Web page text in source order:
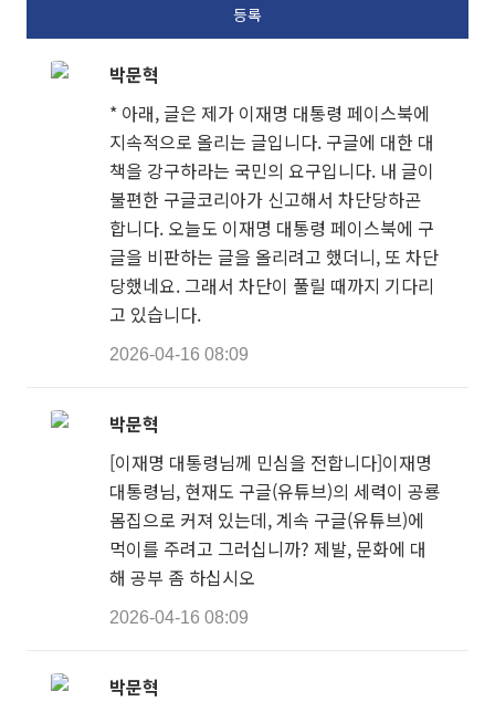
박문혁
* 아래, 글은 제가 이재명 대통령 페이스북에
지속적으로 올리는 글입니다. 구글에 대한 대
책을 강구하라는 국민의 요구입니다. 내 글이
불편한 구글코리아가 신고해서 차단당하곤
합니다. 오늘도 이재명 대통령 페이스북에 구
글을 비판하는 글을 올리려고 했더니, 또 차단
당했네요. 그래서 차단이 풀릴 때까지 기다리
고 있습니다.
2026-04-16 08:09
박문혁
[이재명 대통령님께 민심을 전합니다]이재명
대통령님, 현재도 구글(유튜브)의 세력이 공룡
몸집으로 커져 있는데, 계속 구글(유튜브)에
먹이를 주려고 그러십니까? 제발, 문화에 대
해 공부 좀 하십시오
2026-04-16 08:09
박문혁